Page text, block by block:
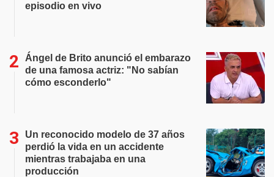
episodio en vivo
Ángel de Brito anunció el embarazo
de una famosa actriz: "No sabían
cómo esconderlo"
Un reconocido modelo de 37 años
perdió la vida en un accidente
mientras trabajaba en una
producción